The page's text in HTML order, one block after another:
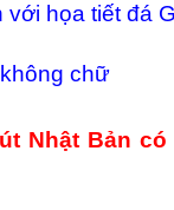
với họa tiết đá
chữ
Nhật Bản